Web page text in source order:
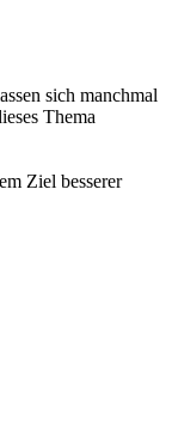
sich manchmal
Thema
Ziel besserer